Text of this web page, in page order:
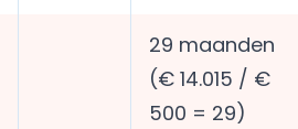
29 maanden
(€ 14.015 / €
500 = 29)